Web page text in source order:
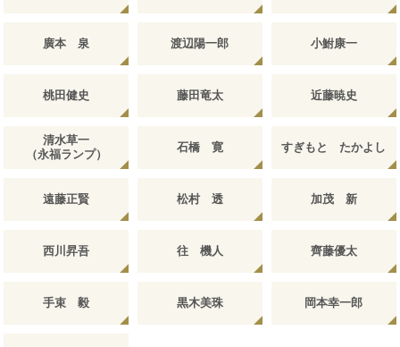
廣本 泉 渡辺陽一郎 小鮒康一
桃田健史 藤田竜太 近藤暁史
清水草一
（永福ランプ）
石橋 寛 すぎもと たかよし
遠藤正賢 松村 透 加茂 新
西川昇吾 往 機人 齊藤優太
手束 毅 黒木美珠 岡本幸一郎